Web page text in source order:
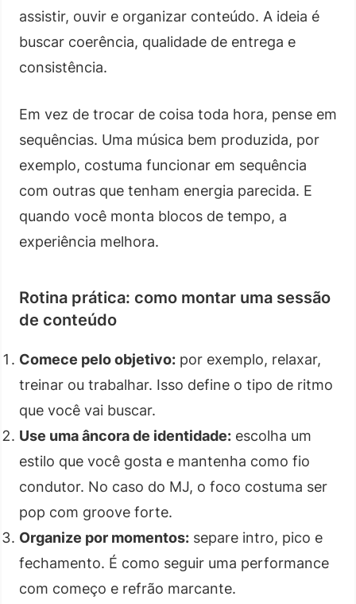
assistir, ouvir e organizar conteúdo. A ideia é
buscar coerência, qualidade de entrega e
consistência.
Em vez de trocar de coisa toda hora, pense em
sequências. Uma música bem produzida, por
exemplo, costuma funcionar em sequência
com outras que tenham energia parecida. E
quando você monta blocos de tempo, a
experiência melhora.
Rotina prática: como montar uma sessão
de conteúdo
Comece pelo objetivo: por exemplo, relaxar,
treinar ou trabalhar. Isso define o tipo de ritmo
que você vai buscar.
Use uma âncora de identidade: escolha um
estilo que você gosta e mantenha como fio
condutor. No caso do MJ, o foco costuma ser
pop com groove forte.
Organize por momentos: separe intro, pico e
fechamento. É como seguir uma performance
com começo e refrão marcante.